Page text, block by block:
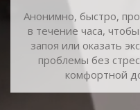
Анонимно, быстро,
в течение часа,
запоя или оказать
проблемы без
комфортной